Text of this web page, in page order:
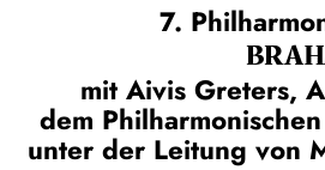
7.
mit Aivis Greters,
dem
unter der Leitung von